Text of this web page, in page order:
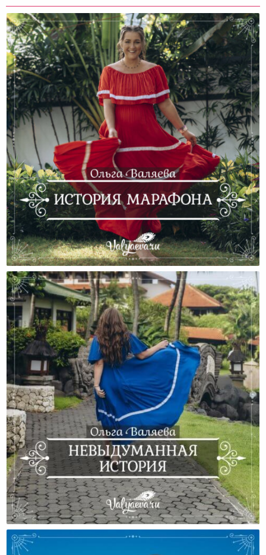
История Марафона
Невыдуманная История